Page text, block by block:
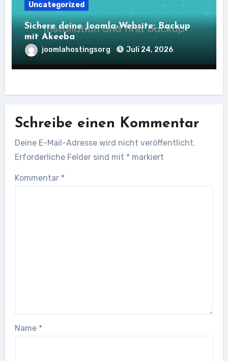
Uncategorized
Sichere deine Joomla-Website: Backup
mit Akeeba
joomlahostingsorg Juli 24, 2026
Schreibe einen Kommentar
Deine E-Mail-Adresse wird nicht veröffentlicht.
Erforderliche Felder sind mit * markiert
Kommentar *
Name *